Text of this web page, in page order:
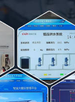
接近开关
光电开关
编码器
热电偶
新
新